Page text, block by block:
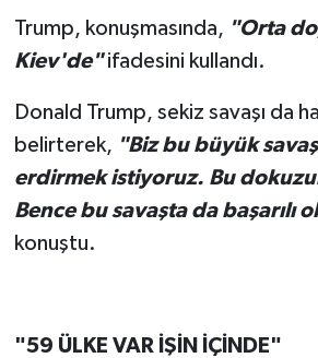
Trump, konuşmasında, "Orta
Kiev'de"ifadesini kullandı.
Donald Trump, sekiz savaşı da
belirterek, "Biz bu büyük
erdirmek istiyoruz. Bu
Bence bu savaşta da başarılı
konuştu.
"59 ÜLKE VAR İŞİN İÇİNDE"